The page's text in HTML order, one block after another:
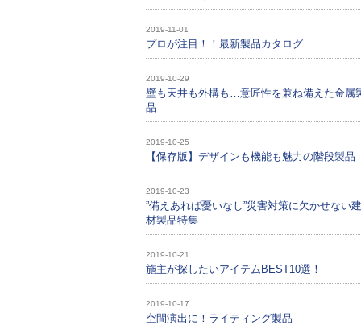
2019-11-01
プロが注目！！最新製品カタログ
2019-10-29
壁も天井も外構も…意匠性を兼ね備えた金属
品
2019-10-25
【保存版】デザインも機能も魅力の階段製品
2019-10-23
”備えあれば憂いなし”災害対策に欠かせない
材製品特集
2019-10-21
施主が探したいアイテムBEST10選！
2019-10-17
空間演出に！ライティング製品